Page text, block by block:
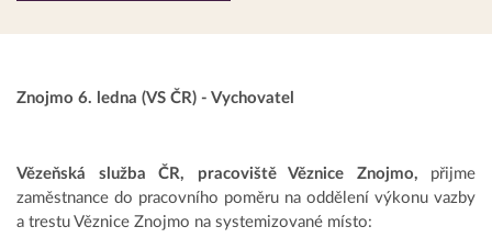
Znojmo 6. ledna (VS ČR) - Vychovatel
Vězeňská služba ČR, pracoviště Věznice Znojmo, přijme
zaměstnance do pracovního poměru na oddělení výkonu vazby
a trestu Věznice Znojmo na systemizované místo: